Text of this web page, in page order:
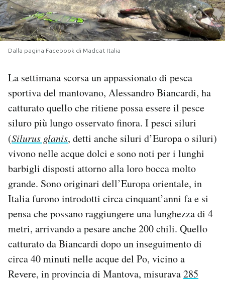
NEWSLETTER
SHOP
CALENDARIO
AREA PERSONALE
Area Personale
Newsletter
Regala il Post
Hai bisogno di aiuto?
Esci
Dalla pagina Facebook di Madcat Italia
La settimana scorsa un appassionato di pesca
sportiva del mantovano, Alessandro Biancardi, ha
catturato quello che ritiene possa essere il pesce
siluro più lungo osservato finora. I pesci siluri
(Silurus glanis, detti anche siluri d’Europa o siluri)
vivono nelle acque dolci e sono noti per i lunghi
barbigli disposti attorno alla loro bocca molto
grande. Sono originari dell’Europa orientale, in
Italia furono introdotti circa cinquant’anni fa e si
pensa che possano raggiungere una lunghezza di 4
metri, arrivando a pesare anche 200 chili. Quello
catturato da Biancardi dopo un inseguimento di
circa 40 minuti nelle acque del Po, vicino a
Revere, in provincia di Mantova, misurava285